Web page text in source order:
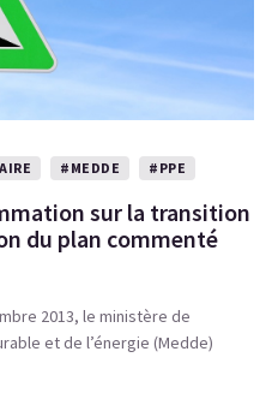
#MEDDE #PPE
sur la transition
du plan commenté
2013, le ministère de
et de l’énergie (Medde)